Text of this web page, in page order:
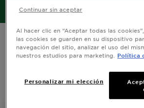
Al hacer clic en “Aceptar todas las
las cookies se guarden en su dispositivo
navegación del sitio, analizar el uso del
nuestros estudios para marketing.
Política
Personalizar mi elección
Continuar sin aceptar